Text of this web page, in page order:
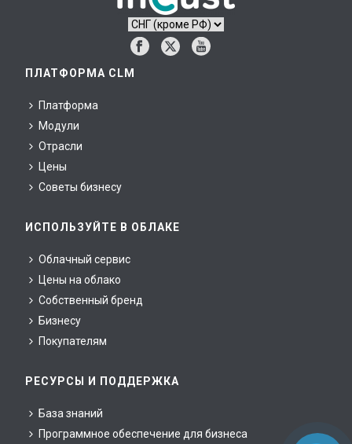
ПЛАТФОРМА CLM
Платформа
Модули
Отрасли
Цены
Советы бизнесу
ИСПОЛЬЗУЙТЕ В ОБЛАКЕ
Облачный сервис
Цены на облако
Собственный бренд
Бизнесу
Покупателям
РЕСУРСЫ И ПОДДЕРЖКА
База знаний
Программное обеспечение для бизнеса